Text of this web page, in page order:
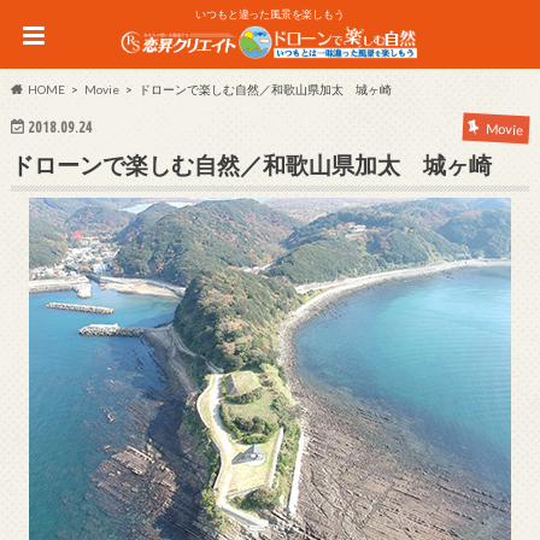
いつもと違った風景を楽しもう
HOME Movie ドローンで楽しむ自然／和歌山県加太 城ヶ崎
2018.09.24 Movie
ドローンで楽しむ自然／和歌山県加太 城ヶ崎